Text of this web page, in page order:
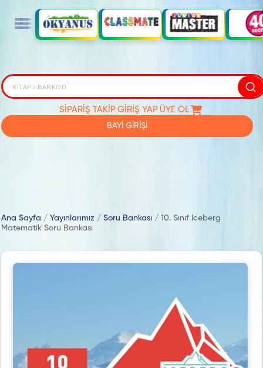
SİPARİŞ TAKİP GİRİŞ YAP ÜYE OL
BAYİ GİRİŞİ
Ana Sayfa / Yayınlarımız /Soru Bankası /10. Sınıf Iceberg
Matematik Soru Bankası